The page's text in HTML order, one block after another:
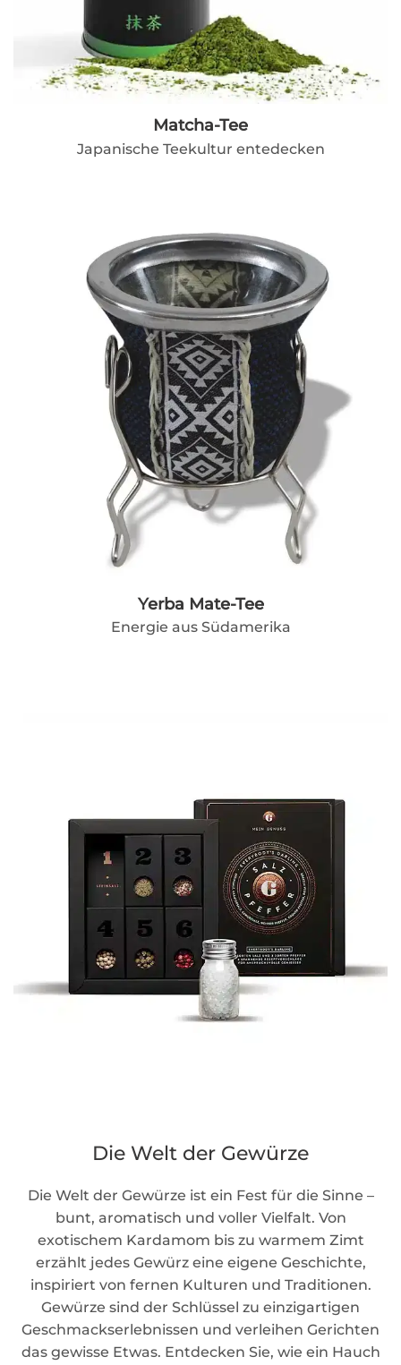
Matcha-Tee
Japanische Teekultur entedecken
Yerba Mate-Tee
Energie aus Südamerika
Die Welt der Gewürze
Die Welt der Gewürze ist ein Fest für die Sinne –
bunt, aromatisch und voller Vielfalt. Von
exotischem Kardamom bis zu warmem Zimt
erzählt jedes Gewürz eine eigene Geschichte,
inspiriert von fernen Kulturen und Traditionen.
Gewürze sind der Schlüssel zu einzigartigen
Geschmackserlebnissen und verleihen Gerichten
das gewisse Etwas. Entdecken Sie, wie ein Hauch